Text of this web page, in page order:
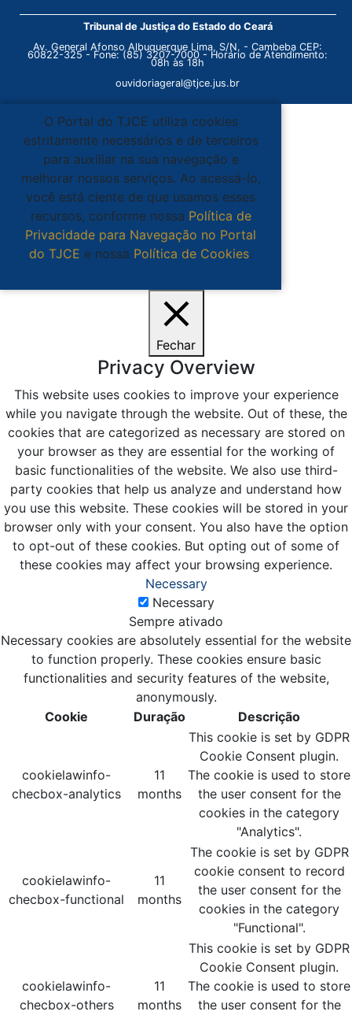
Tribunal de Justiça do Estado do Ceará
Av. General Afonso Albuquerque Lima, S/N. - Cambeba CEP:
60822-325 - Fone: (85) 3207-7000 - Horário de Atendimento:
08h às 18h
ouvidoriageral@tjce.jus.br
O Portal do TJCE utiliza cookies
estritamente necessários e de terceiros
para auxiliar na sua navegação e
melhorar nossos serviços. Ao acessá-lo,
você está ciente de que usamos esses
recursos, conforme nossa Política de
Privacidade para Navegação no Portal
do TJCE e nossa Política de Cookies.
Fechar
Privacy Overview
This website uses cookies to improve your experience
while you navigate through the website. Out of these, the
cookies that are categorized as necessary are stored on
your browser as they are essential for the working of
basic functionalities of the website. We also use third-
party cookies that help us analyze and understand how
you use this website. These cookies will be stored in your
browser only with your consent. You also have the option
to opt-out of these cookies. But opting out of some of
these cookies may affect your browsing experience.
Necessary
Necessary
Sempre ativado
Necessary cookies are absolutely essential for the website
to function properly. These cookies ensure basic
functionalities and security features of the website,
anonymously.
Cookie
Duração Descrição
cookielawinfo-
checbox-analytics
11
months
This cookie is set by GDPR
Cookie Consent plugin.
The cookie is used to store
the user consent for the
cookies in the category
"Analytics".
cookielawinfo-
checbox-functional
11
months
The cookie is set by GDPR
cookie consent to record
the user consent for the
cookies in the category
"Functional".
cookielawinfo-
checbox-others
11
months
This cookie is set by GDPR
Cookie Consent plugin.
The cookie is used to store
the user consent for the